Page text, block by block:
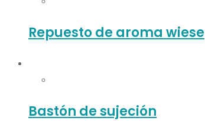
Repuesto de aroma wiese
Bastón de sujeción